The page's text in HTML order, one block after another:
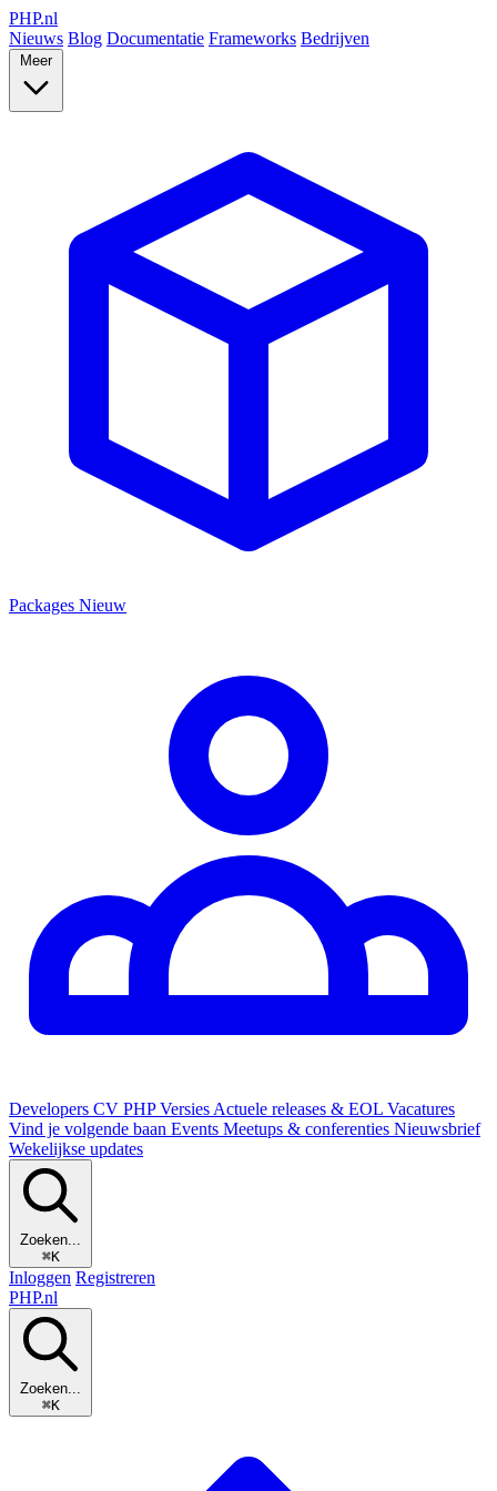
PHP.nl
Nieuws Blog Documentatie Frameworks Bedrijven
Meer
Packages Nieuw
Developers CV PHP Versies Actuele releases & EOL Vacatures
Vind je volgende baan Events Meetups & conferenties Nieuwsbrief
Wekelijkse updates
Zoeken...
⌘K
Inloggen Registreren
PHP.nl
Zoeken...
⌘K